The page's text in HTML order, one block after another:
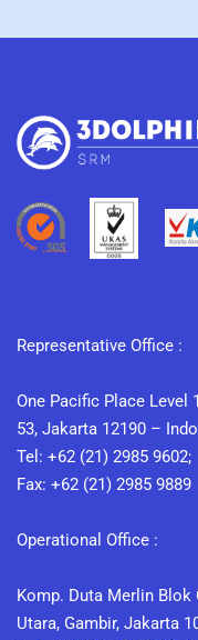
Representative Office :
One Pacific Place Level
53, Jakarta 12190 –
Tel: +62 (21) 2985 9602;
Fax: +62 (21) 2985 9889
Operational Office :
Komp. Duta Merlin Blok
Utara, Gambir, Jakarta